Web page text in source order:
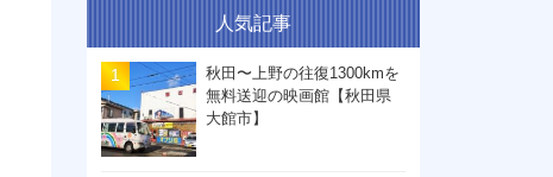
人気記事
秋田〜上野の往復1300kmを
無料送迎の映画館【秋田県
大館市】